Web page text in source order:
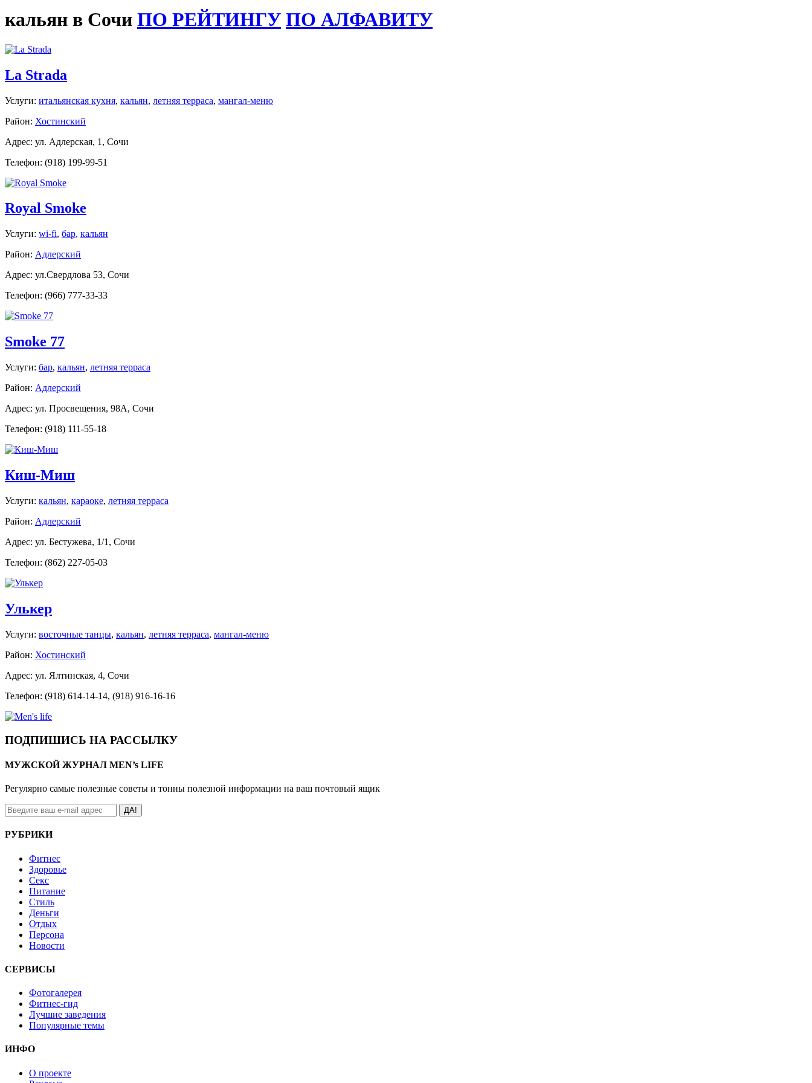
кальян в Сочи ПО РЕЙТИНГУ ПО АЛФАВИТУ
La Strada
Услуги: итальянская кухня, кальян, летняя терраса, мангал-меню
Район: Хостинский
Адрес: ул. Адлерская, 1, Сочи
Телефон: (918) 199-99-51
Royal Smoke
Услуги: wi-fi, бар, кальян
Район: Адлерский
Адрес: ул.Свердлова 53, Сочи
Телефон: (966) 777-33-33
Smoke 77
Услуги: бар, кальян, летняя терраса
Район: Адлерский
Адрес: ул. Просвещения, 98А, Сочи
Телефон: (918) 111-55-18
Киш-Миш
Услуги: кальян, караоке, летняя терраса
Район: Адлерский
Адрес: ул. Бестужева, 1/1, Сочи
Телефон: (862) 227-05-03
Улькер
Услуги: восточные танцы, кальян, летняя терраса, мангал-меню
Район: Хостинский
Адрес: ул. Ялтинская, 4, Сочи
Телефон: (918) 614-14-14, (918) 916-16-16
ПОДПИШИСЬ НА РАССЫЛКУ
МУЖСКОЙ ЖУРНАЛ MEN’s LIFE
Регулярно самые полезные советы и тонны полезной информации на ваш почтовый ящик
ДА!
РУБРИКИ
Фитнес
Здоровье
Секс
Питание
Стиль
Деньги
Отдых
Персона
Новости
СЕРВИСЫ
Фотогалерея
Фитнес-гид
Лучшие заведения
Популярные темы
ИНФО
О проекте